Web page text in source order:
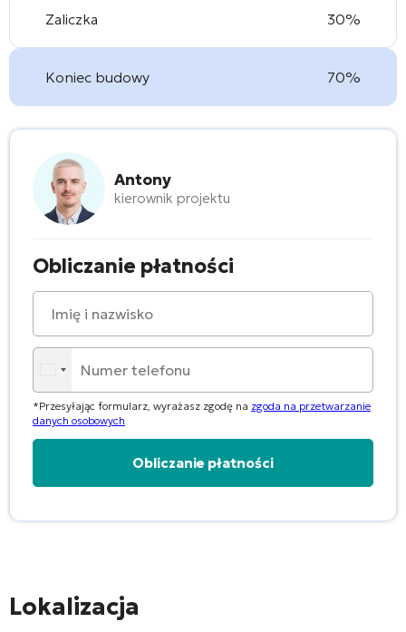
Zaliczka 30%
Koniec budowy 70%
Antony
kierownik projektu
Obliczanie płatności
*Przesyłając formularz, wyrażasz zgodę na zgoda na przetwarzanie
danych osobowych
Lokalizacja